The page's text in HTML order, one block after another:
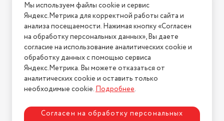
Условия возврата
Нашли ошибку на сайте? Напишите нам
2026 © Интернет-магазин "АстМаркет". У нас есть всё!
Политика конфиденциальности
Мы используем файлы cookie и сервис
Яндекс.Метрика для корректной работы сайта и
анализа посещаемости. Нажимая кнопку «Согласен
на обработку персональных данных», Вы даете
согласие на использование аналитических cookie и
обработку данных с помощью сервиса
Яндекс.Метрика. Вы можете отказаться от
аналитических cookie и оставить только
необходимые cookie.Подробнее.
Согласен на обработку персональных